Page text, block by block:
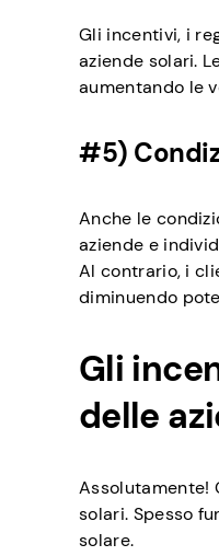
Gli incentivi, i
aziende solari.
aumentando le
#5)
Anche le
aziende e
Al contrario, i
diminuendo
Gli
delle
Assolutamente!
solari. Spesso
solare.